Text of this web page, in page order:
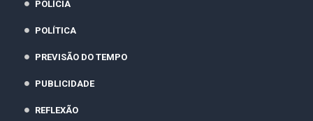
POLÍCIA
POLÍTICA
PREVISÃO DO TEMPO
PUBLICIDADE
REFLEXÃO